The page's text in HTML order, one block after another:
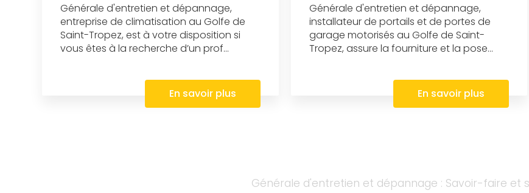
Générale d'entretien et dépannage,
entreprise de climatisation au Golfe de
Saint-Tropez, est à votre disposition si
vous êtes à la recherche d’un prof...
En savoir plus
Générale d'entretien et dépannage,
installateur de portails et de portes de
garage motorisés au Golfe de Saint-
Tropez, assure la fourniture et la pose...
En savoir plus
Générale d'entretien et dépannage : Savoir-faire et